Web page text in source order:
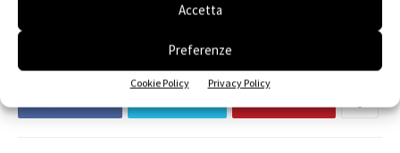
Accetta
Preferenze
Cookie Policy Privacy Policy